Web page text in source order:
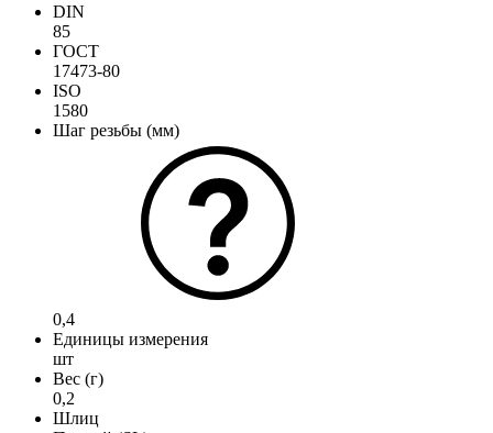
DIN
85
ГОСТ
17473-80
ISO
1580
Шаг резьбы (мм)
0,4
Единицы измерения
шт
Вес (г)
0,2
Шлиц